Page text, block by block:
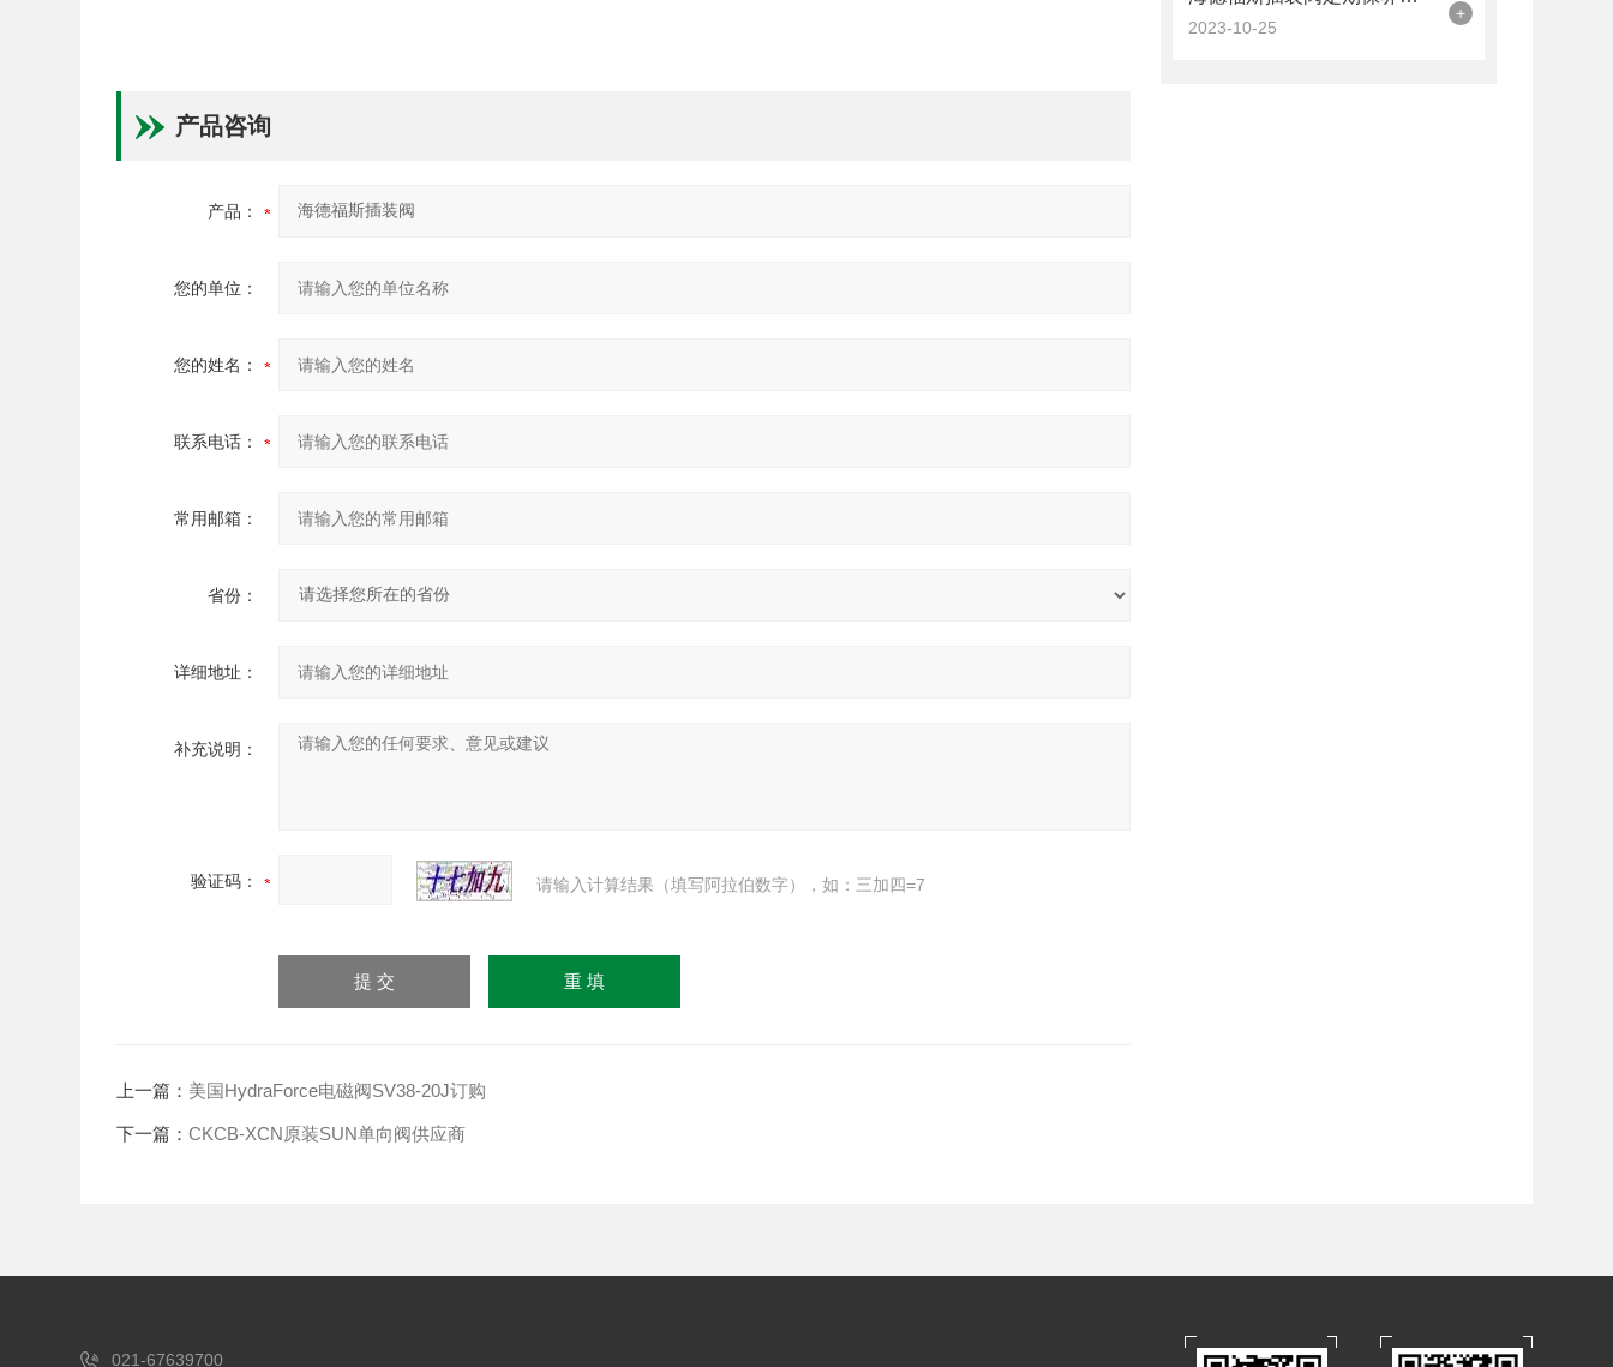
2023-10-25
+
产品咨询
产品：
您的单位：
您的姓名：
联系电话：
常用邮箱：
省份：
详细地址：
补充说明：
验证码： 请输入计算结果（填写阿拉伯数字），如：三加四=7
上一篇： 美国HydraForce电磁阀SV38-20J订购
下一篇：CKCB-XCN原装SUN单向阀供应商
021-67639700